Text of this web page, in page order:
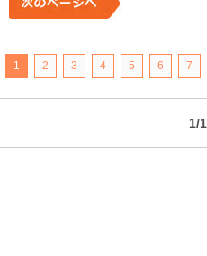
1 2 3 4 5 6 7
1/